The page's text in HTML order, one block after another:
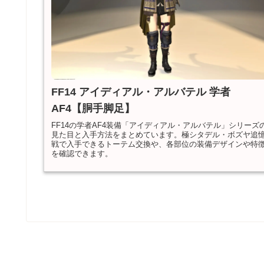
FF14 アイディアル・アルバテル 学者
AF4【胴手脚足】
FF14の学者AF4装備「アイディアル・アルバテル」シリーズ
見た目と入手方法をまとめています。極シタデル・ボズヤ追
戦で入手できるトーテム交換や、各部位の装備デザインや特
を確認できます。